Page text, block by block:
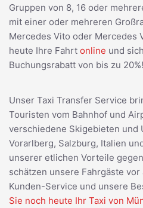
Gruppen von 8, 16 oder
mit einer oder mehreren
Mercedes Vito oder Mercedes
heute Ihre Fahrt online und
Buchungsrabatt von bis zu 20%!
Unser Taxi Transfer Service
Touristen vom Bahnhof und
verschiedene Skigebieten und
Vorarlberg, Salzburg, Italien
unserer etlichen Vorteile
schätzen unsere Fahrgäste
Kunden-Service und unsere
Sie noch heute Ihr Taxi von